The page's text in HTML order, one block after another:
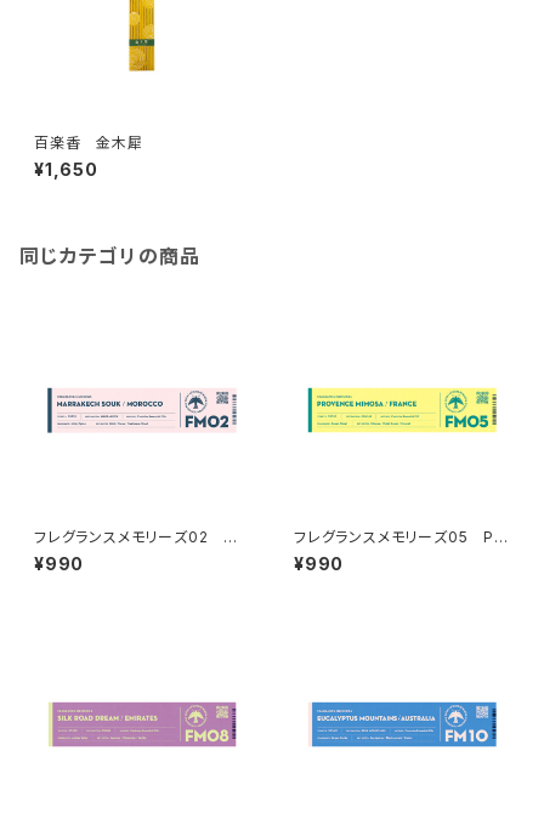
百楽香 金木犀
¥1,650
同じカテゴリの商品
フレグランスメモリーズ02 MA
RRAKECH SOUK
¥990
フレグランスメモリーズ05 PR
OVENCE MIMOSA
¥990